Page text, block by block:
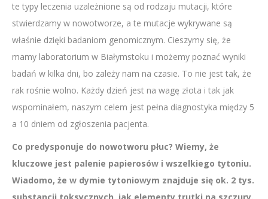
te typy leczenia uzależnione są od rodzaju mutacji, które
stwierdzamy w nowotworze, a te mutacje wykrywane są
właśnie dzięki badaniom genomicznym. Cieszymy się, że
mamy laboratorium w Białymstoku i możemy poznać wyniki
badań w kilka dni, bo zależy nam na czasie. To nie jest tak, że
rak rośnie wolno. Każdy dzień jest na wagę złota i tak jak
wspominałem, naszym celem jest pełna diagnostyka między 5
a 10 dniem od zgłoszenia pacjenta.
Co predysponuje do nowotworu płuc? Wiemy, że
kluczowe jest palenie papierosów i wszelkiego tytoniu.
Wiadomo, że w dymie tytoniowym znajduje się ok. 2 tys.